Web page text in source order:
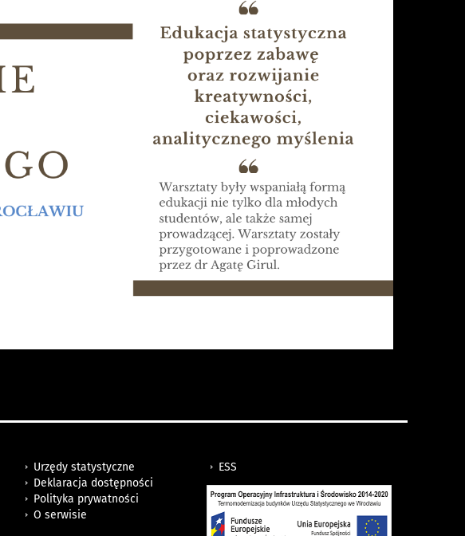
Urzędy statystyczne
Deklaracja dostępności
Polityka prywatności
O serwisie
ESS